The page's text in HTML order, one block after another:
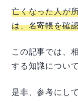
亡くなった人が
は、名寄帳を確
この記事では、
する知識につい
是非、参考にし